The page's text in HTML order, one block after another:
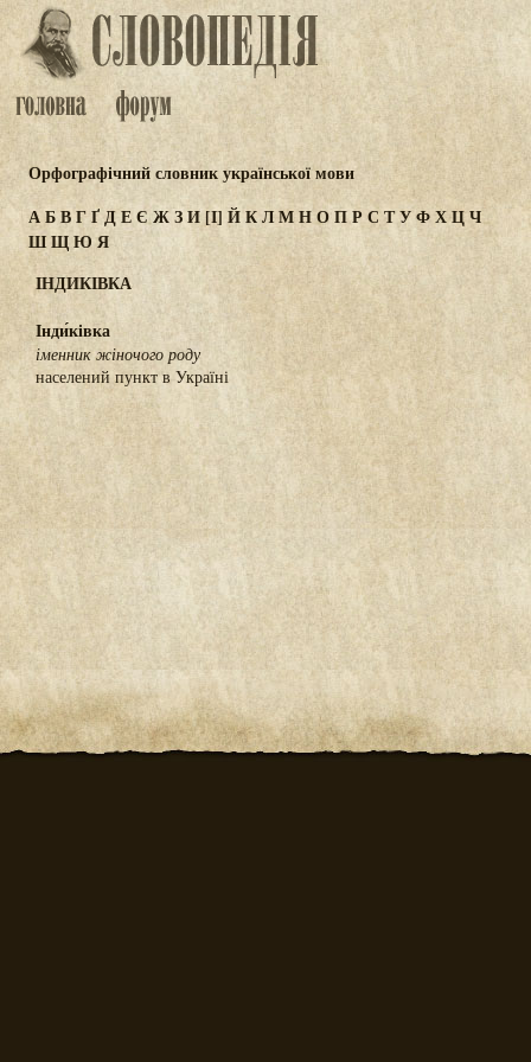
Орфографічний словник української мови
АБВГҐДЕЄ ЖЗИ[І] ЙКЛМНОПР СТУФХЦЧ
ШЩЮЯ
ІНДИКІВКА
Інди́ківка
іменник жіночого роду
населений пункт в Україні